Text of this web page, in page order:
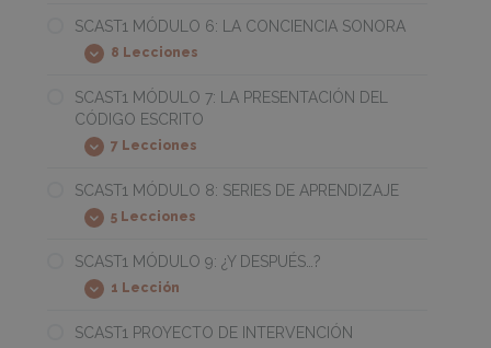
5:
HABILIDADES
SCAST1 MÓDULO 6: LA CONCIENCIA SONORA
Expandir
SCAST1
6:
LA
CONCIENCIA
SONORA
8 Lecciones
SCAST1 MÓDULO 7: LA PRESENTACIÓN DEL
CÓDIGO ESCRITO
Expandir
SCAST1
7:
PRESENTACIÓN
ESCRITO
7 Lecciones
SCAST1 MÓDULO 8: SERIES DE APRENDIZAJE
Expandir
SCAST1
8:
DE
5 Lecciones
SCAST1 MÓDULO 9: ¿Y DESPUÉS…?
Expandir
SCAST1
9:
1 Lección
SCAST1 PROYECTO DE INTERVENCIÓN